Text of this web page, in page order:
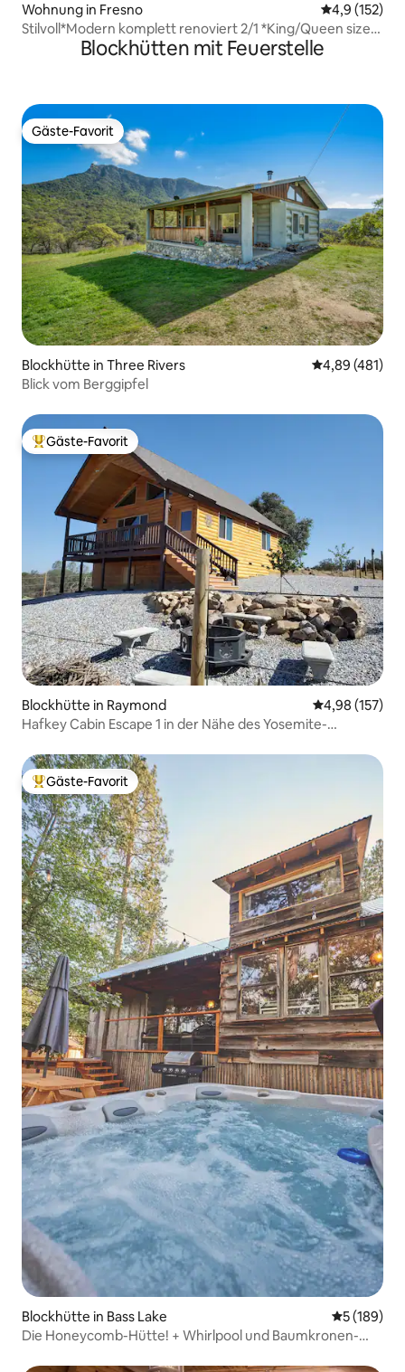
Wohnung in Fresno
4,9 (152)
Stilvoll*Modern komplett renoviert 2/1 *King/Queen size
Blockhütten mit Feuerstelle
Gäste-Favorit
Gäste-Favorit
Blockhütte in Three Rivers
4,89 (481)
Blick vom Berggipfel
Beliebter Gäste-Favorit.
Gäste-Favorit
Blockhütte in Raymond
4,98 (157)
Hafkey Cabin Escape 1 in der Nähe des Yosemite-
Beliebter Gäste-Favorit.
Gäste-Favorit
Blockhütte in Bass Lake
5 (189)
Die Honeycomb-Hütte! + Whirlpool und Baumkronen-